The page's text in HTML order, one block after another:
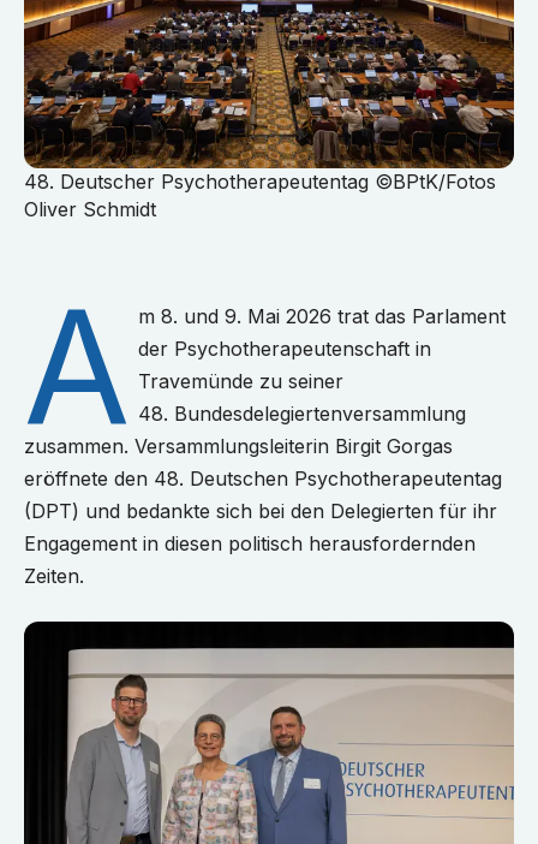
48. Deutscher Psychotherapeutentag ©BPtK/Fotos
Oliver Schmidt
A m 8. und 9. Mai 2026 trat das Parlament
der Psychotherapeutenschaft in
Travemünde zu seiner
48. Bundesdelegiertenversammlung
zusammen. Versammlungsleiterin Birgit Gorgas
eröffnete den 48. Deutschen Psychotherapeutentag
(DPT) und bedankte sich bei den Delegierten für ihr
Engagement in diesen politisch herausfordernden
Zeiten.